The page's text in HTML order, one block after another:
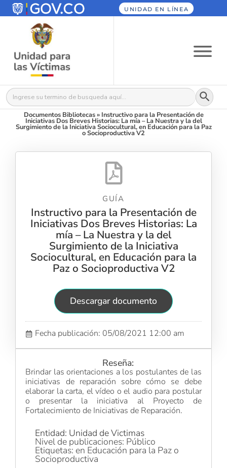
UNIDAD EN LÍNEA
Buscar: Botón
Documentos Bibliotecas» Instructivo para la Presentación de
Iniciativas Dos Breves Historias: La mía – La Nuestra y la del
Surgimiento de la Iniciativa Sociocultural, en Educación para la Paz
o Socioproductiva V2
GUÍA
Instructivo para la Presentación de
Iniciativas Dos Breves Historias: La
mía – La Nuestra y la del
Surgimiento de la Iniciativa
Sociocultural, en Educación para la
Paz o Socioproductiva V2
Descargar documento
Fecha publicación: 05/08/2021 12:00 am
Reseña:
Brindar las orientaciones a los postulantes de las
iniciativas de reparación sobre cómo se debe
elaborar la carta, el vídeo o el audio para postular
o presentar la iniciativa al Proyecto de
Fortalecimiento de Iniciativas de Reparación.
Entidad: Unidad de Victimas
Nivel de publicaciones: Público
Etiquetas: en Educación para la Paz o
Socioproductiva